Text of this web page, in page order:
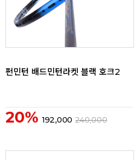
펀민턴 배드민턴라켓 블랙 호크2
20% 192,000 240,000